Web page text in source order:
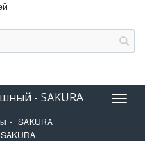
- SAKURA
SAKURA